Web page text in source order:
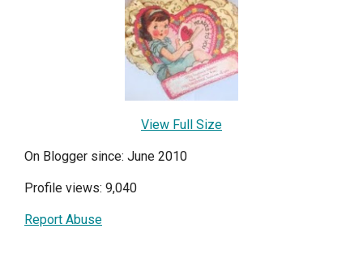
View Full Size
On Blogger since: June 2010
Profile views: 9,040
Report Abuse